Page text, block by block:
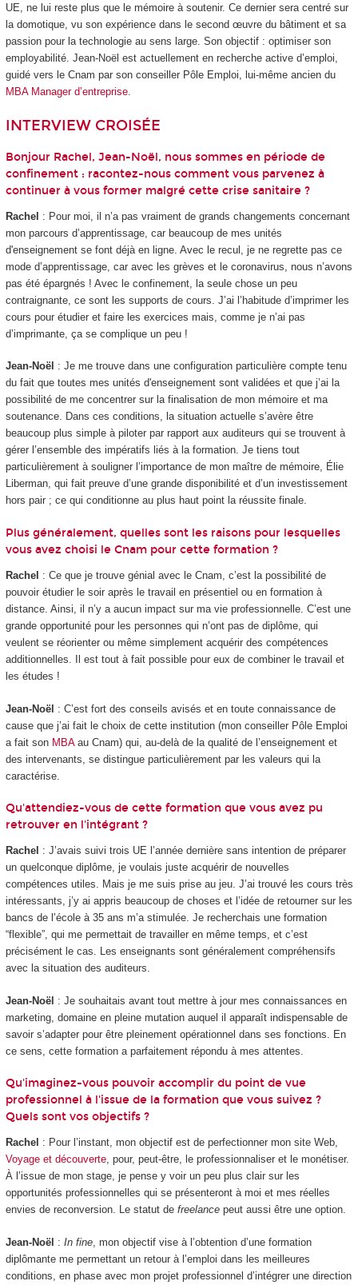
UE, ne lui reste plus que le mémoire à soutenir. Ce dernier sera centré sur
la domotique, vu son expérience dans le second œuvre du bâtiment et sa
passion pour la technologie au sens large. Son objectif : optimiser son
employabilité. Jean-Noël est actuellement en recherche active d’emploi,
guidé vers le Cnam par son conseiller Pôle Emploi, lui-même ancien du
MBA Manager d’entreprise.
INTERVIEW CROISÉE
Bonjour Rachel, Jean-Noël, nous sommes en période de
confinement : racontez-nous comment vous parvenez à
continuer à vous former malgré cette crise sanitaire ?
Rachel : Pour moi, il n’a pas vraiment de grands changements concernant
mon parcours d’apprentissage, car beaucoup de mes unités
d'enseignement se font déjà en ligne. Avec le recul, je ne regrette pas ce
mode d’apprentissage, car avec les grèves et le coronavirus, nous n’avons
pas été épargnés ! Avec le confinement, la seule chose un peu
contraignante, ce sont les supports de cours. J’ai l’habitude d’imprimer les
cours pour étudier et faire les exercices mais, comme je n’ai pas
d’imprimante, ça se complique un peu !
Jean-Noël : Je me trouve dans une configuration particulière compte tenu
du fait que toutes mes unités d'enseignement sont validées et que j’ai la
possibilité de me concentrer sur la finalisation de mon mémoire et ma
soutenance. Dans ces conditions, la situation actuelle s’avère être
beaucoup plus simple à piloter par rapport aux auditeurs qui se trouvent à
gérer l’ensemble des impératifs liés à la formation. Je tiens tout
particulièrement à souligner l’importance de mon maître de mémoire, Élie
Liberman, qui fait preuve d’une grande disponibilité et d’un investissement
hors pair ; ce qui conditionne au plus haut point la réussite finale.
Plus généralement, quelles sont les raisons pour lesquelles
vous avez choisi le Cnam pour cette formation ?
Rachel : Ce que je trouve génial avec le Cnam, c’est la possibilité de
pouvoir étudier le soir après le travail en présentiel ou en formation à
distance. Ainsi, il n’y a aucun impact sur ma vie professionnelle. C’est une
grande opportunité pour les personnes qui n’ont pas de diplôme, qui
veulent se réorienter ou même simplement acquérir des compétences
additionnelles. Il est tout à fait possible pour eux de combiner le travail et
les études !
Jean-Noël : C’est fort des conseils avisés et en toute connaissance de
cause que j’ai fait le choix de cette institution (mon conseiller Pôle Emploi
a fait son MBAau Cnam) qui, au-delà de la qualité de l’enseignement et
des intervenants, se distingue particulièrement par les valeurs qui la
caractérise.
Qu'attendiez-vous de cette formation que vous avez pu
retrouver en l'intégrant ?
Rachel : J’avais suivi trois UE l’année dernière sans intention de préparer
un quelconque diplôme, je voulais juste acquérir de nouvelles
compétences utiles. Mais je me suis prise au jeu. J’ai trouvé les cours très
intéressants, j’y ai appris beaucoup de choses et l’idée de retourner sur les
bancs de l’école à 35 ans m’a stimulée. Je recherchais une formation
“flexible”, qui me permettait de travailler en même temps, et c’est
précisément le cas. Les enseignants sont généralement compréhensifs
avec la situation des auditeurs.
Jean-Noël : Je souhaitais avant tout mettre à jour mes connaissances en
marketing, domaine en pleine mutation auquel il apparaît indispensable de
savoir s’adapter pour être pleinement opérationnel dans ses fonctions. En
ce sens, cette formation a parfaitement répondu à mes attentes.
Qu'imaginez-vous pouvoir accomplir du point de vue
professionnel à l'issue de la formation que vous suivez ?
Quels sont vos objectifs ?
Rachel : Pour l’instant, mon objectif est de perfectionner mon site Web,
Voyage et découverte, pour, peut-être, le professionnaliser et le monétiser.
À l’issue de mon stage, je pense y voir un peu plus clair sur les
opportunités professionnelles qui se présenteront à moi et mes réelles
envies de reconversion. Le statut de freelance peut aussi être une option.
Jean-Noël : In fine, mon objectif vise à l’obtention d’une formation
diplômante me permettant un retour à l’emploi dans les meilleures
conditions, en phase avec mon projet professionnel d’intégrer une direction